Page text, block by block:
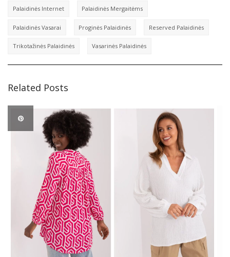
Palaidinės Internet Palaidinės Mergaitėms
Palaidinės Vasarai Proginės Palaidinės Reserved Palaidinės
Trikotažinės Palaidinės Vasarinės Palaidinės
Related Posts